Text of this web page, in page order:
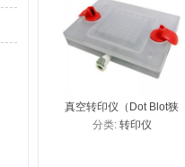
真空转印仪（Dot Blot狭
缝斑点杂交仪）
分类: 转印仪